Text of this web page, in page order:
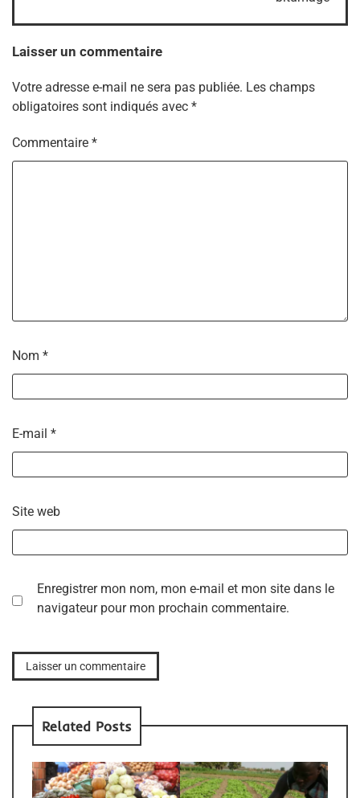
Laisser un commentaire
Votre adresse e-mail ne sera pas publiée. Les champs
obligatoires sont indiqués avec *
Commentaire *
Nom *
E-mail *
Site web
Enregistrer mon nom, mon e-mail et mon site dans le
navigateur pour mon prochain commentaire.
Related Posts